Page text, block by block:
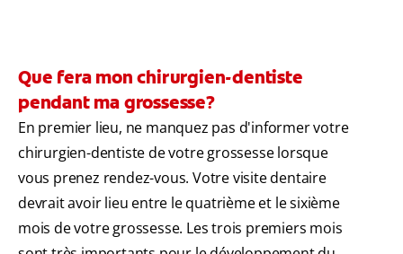
Que fera mon chirurgien-dentiste
pendant ma grossesse?
En premier lieu, ne manquez pas d'informer votre
chirurgien-dentiste de votre grossesse lorsque
vous prenez rendez-vous. Votre visite dentaire
devrait avoir lieu entre le quatrième et le sixième
mois de votre grossesse. Les trois premiers mois